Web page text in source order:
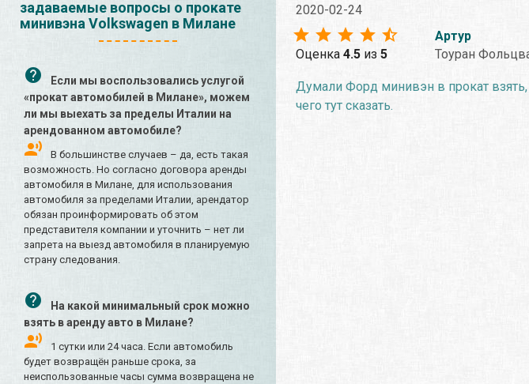
задаваемые вопросы о прокате
минивэна Volkswagen в Милане
Если мы воспользовались услугой
«прокат автомобилей в Милане», можем
ли мы выехать за пределы Италии на
арендованном автомобиле?
В большинстве случаев – да, есть такая
возможность. Но согласно договора аренды
автомобиля в Милане, для использования
автомобиля за пределами Италии, арендатор
обязан проинформировать об этом
представителя компании и уточнить – нет ли
запрета на выезд автомобиля в планируемую
страну следования.
На какой минимальный срок можно
взять в аренду авто в Милане?
1 сутки или 24 часа. Если автомобиль
будет возвращён раньше срока, за
неиспользованные часы сумма возвращена не
2020-02-24
Оценка 4.5из 5
Артур
Тоуран
Думали Форд минивэн в прокат взять,
чего тут сказать.